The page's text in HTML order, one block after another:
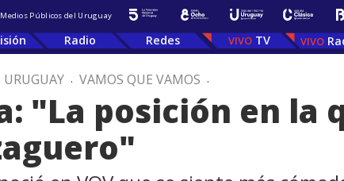
Públicos del Uruguay
Radio Redes TV
URUGUAY . VAMOS QUE VAMOS .
"La posición en la